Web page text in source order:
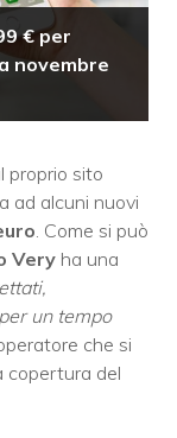
€ per
novembre
proprio sito
ad alcuni nuovi
. Come si può
Very ha una
un tempo
che si
copertura del